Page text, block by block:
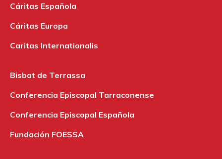
Cáritas Española
Cáritas Europa
Caritas Internationalis
Bisbat de Terrassa
Conferencia Episcopal Tarraconense
Conferencia Episcopal Española
Fundación FOESSA